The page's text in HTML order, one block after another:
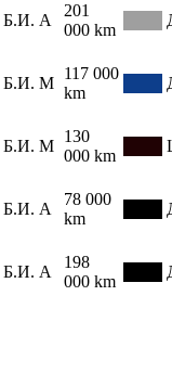
Б.И. А
201
000 km
Б.И. М
117 000
km
Б.И. М
130
000 km
Б.И. А
78 000
km
Б.И. А
198
000 km